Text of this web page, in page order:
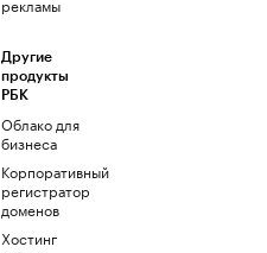
Другие
продукты
РБК
Облако для
бизнеса
Корпоративный
регистратор
доменов
Хостинг